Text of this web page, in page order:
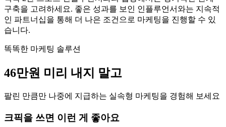
구축을 고려하세요. 좋은 성과를 보인 인플루언서와는 지속적
인 파트너십을 통해 더 나은 조건으로 마케팅을 진행할 수 있
습니다.
똑똑한 마케팅 솔루션
46만원 미리 내지 말고
팔린 만큼만 나중에 지급하는 실속형 마케팅을 경험해 보세요
크픽을 쓰면 이런 게 좋아요